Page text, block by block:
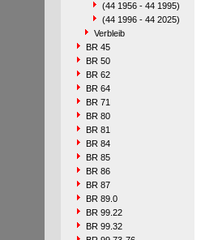
(44 1956 - 44 1995)
(44 1996 - 44 2025)
Verbleib
BR 45
BR 50
BR 62
BR 64
BR 71
BR 80
BR 81
BR 84
BR 85
BR 86
BR 87
BR 89.0
BR 99.22
BR 99.32